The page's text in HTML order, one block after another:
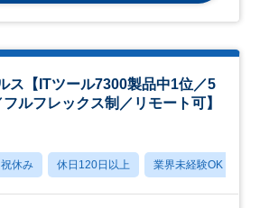
ス【ITツール7300製品中1位／5
ルフレックス制／リモート可】
休み 休日120日以上 業界未経験OK